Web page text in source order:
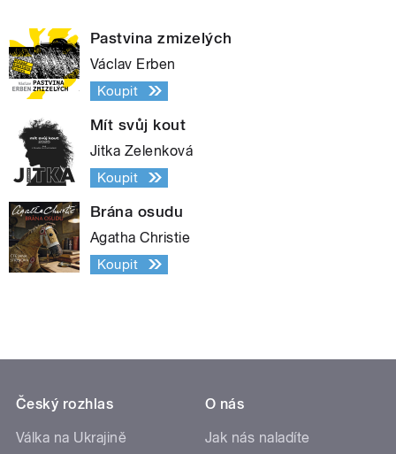
Pastvina zmizelých
Václav Erben
Koupit
Mít svůj kout
Jitka Zelenková
Koupit
Brána osudu
Agatha Christie
Koupit
Český rozhlas
Válka na Ukrajině
O nás
Jak nás naladíte